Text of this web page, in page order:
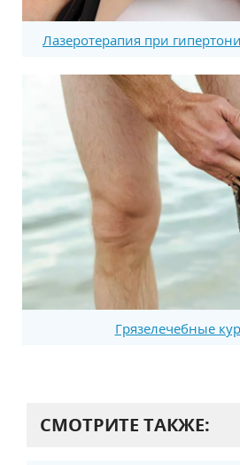
Лазеротерапия при
Грязелечебные
СМОТРИТЕ ТАКЖЕ: